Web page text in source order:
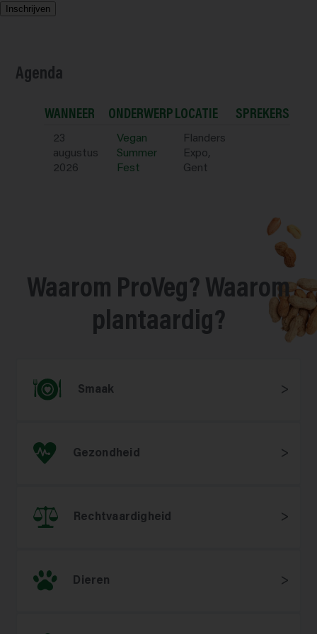
Inschrijven
Agenda
WANNEER ONDERWERP LOCATIE SPREKERS
23
augustus
2026
Vegan
Summer
Fest
Flanders
Expo,
Gent
Waarom ProVeg? Waarom
plantaardig?
Smaak
Gezondheid
Rechtvaardigheid
Dieren